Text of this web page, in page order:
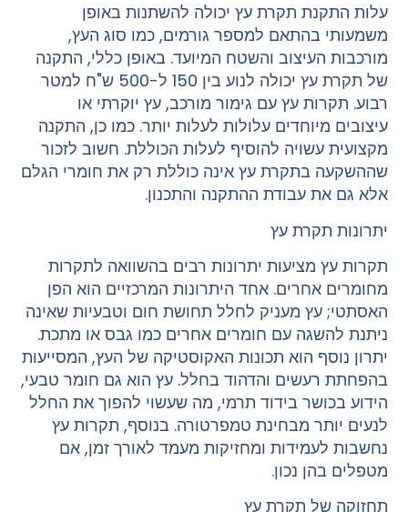
עלות התקנת תקרת עץ יכולה להשתנות באופן
משמעותי בהתאם למספר גורמים, כמו סוג העץ,
מורכבות העיצוב והשטח המיועד. באופן כללי, התקנה
של תקרת עץ יכולה לנוע בין 150 ל-500 ש"ח למטר
רבוע. תקרות עץ עם גימור מורכב, עץ יוקרתי או
עיצובים מיוחדים עלולות לעלות יותר. כמו כן, התקנה
מקצועית עשויה להוסיף לעלות הכוללת. חשוב לזכור
שההשקעה בתקרת עץ אינה כוללת רק את חומרי הגלם
אלא גם את עבודת ההתקנה והתכנון.
יתרונות תקרת עץ
תקרות עץ מציעות יתרונות רבים בהשוואה לתקרות
מחומרים אחרים. אחד היתרונות המרכזיים הוא הפן
האסתטי; עץ מעניק לחלל תחושת חום וטבעיות שאינה
ניתנת להשגה עם חומרים אחרים כמו גבס או מתכת.
יתרון נוסף הוא תכונות האקוסטיקה של העץ, המסייעות
בהפחתת רעשים והדהוד בחלל. עץ הוא גם חומר טבעי,
הידוע בכושר בידוד תרמי, מה שעשוי להפוך את החלל
לנעים יותר מבחינת טמפרטורה. בנוסף, תקרות עץ
נחשבות לעמידות ומחזיקות מעמד לאורך זמן, אם
מטפלים בהן נכון.
תחזוקה של תקרת עץ